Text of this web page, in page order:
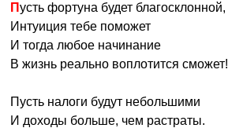
Пусть фортуна будет благосклонной,
Интуиция тебе поможет
И тогда любое начинание
В жизнь реально воплотится сможет!
Пусть налоги будут небольшими
И доходы больше, чем растраты.